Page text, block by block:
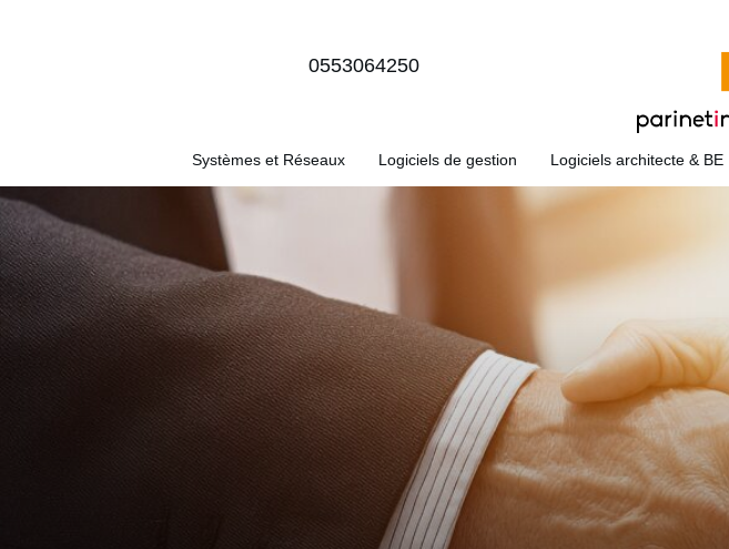
0553064250
Systèmes et Réseaux Logiciels de gestion Logiciels architecte & BE